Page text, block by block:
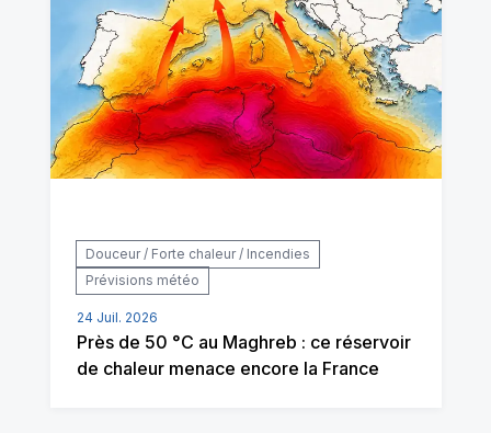
Douceur / Forte chaleur / Incendies
Prévisions météo
24 Juil. 2026
Près de 50 °C au Maghreb : ce réservoir
de chaleur menace encore la France